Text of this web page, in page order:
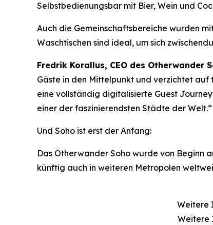
Selbstbedienungsbar mit Bier, Wein und
Auch die Gemeinschaftsbereiche wurden
Waschtischen sind ideal, um sich
Fredrik Korallus, CEO des Otherwander
Gäste in den Mittelpunkt und verzichtet auf
eine vollständig digitalisierte Guest
einer der faszinierendsten Städte der Welt.“
Und Soho ist erst der Anfang:
Das Otherwander Soho wurde von Beginn
künftig auch in weiteren Metropolen
Weitere
Weitere